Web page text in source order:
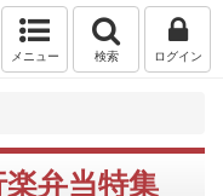
メニュー 検索 ログイン
弁当特集